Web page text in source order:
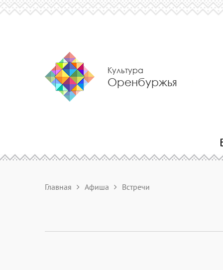
Культура
Оренбуржья
Главная Афиша Встречи